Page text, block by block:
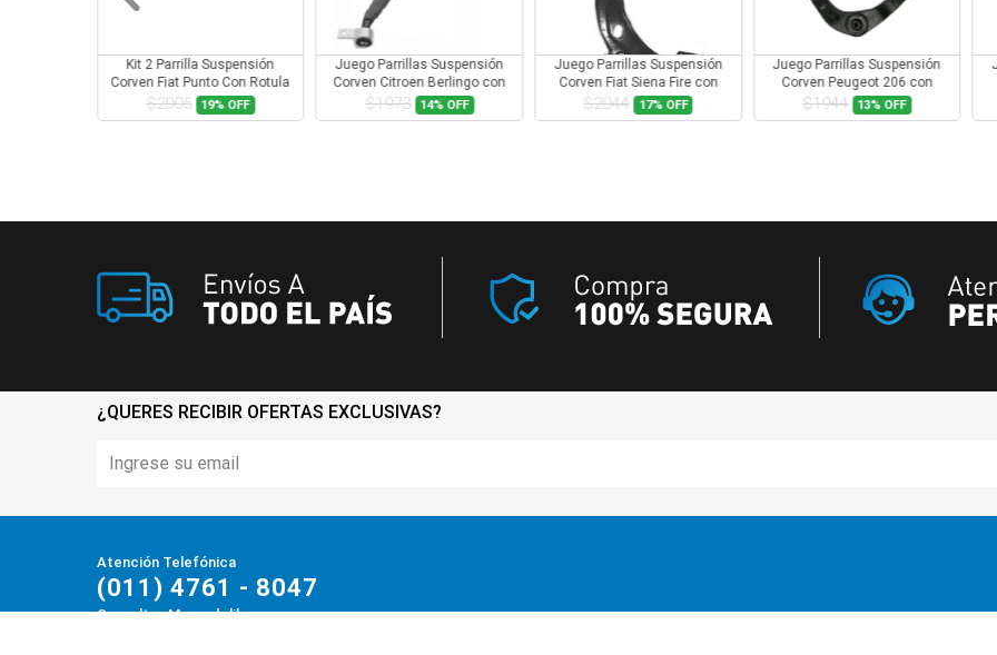
Kit 2 Parrilla Suspensión
Corven Fiat Punto Con Rotula
$2005 19% OFF
Juego Parrillas Suspensión
Corven Citroen Berlingo con
Rotula
$1973 14% OFF
Juego Parrillas Suspensión
Corven Fiat Siena Fire con
Rotula
$2044 17% OFF
Juego Parrillas Suspensión
Corven Peugeot 206 con
Rotula
$1944 13% OFF
¿QUERES RECIBIR OFERTAS EXCLUSIVAS?
Atención Telefónica
(011) 4761 - 8047
Consultas Mercadolibre